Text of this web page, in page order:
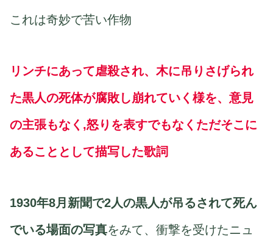
これは奇妙で苦い作物
リンチにあって虐殺され、木に吊りさげられ
た黒人の死体が腐敗し崩れていく様を、意見
の主張もなく,怒りを表すでもなくただそこに
あることとして描写した歌詞
1930年8月新聞で2人の黒人が吊るされて死ん
でいる場面の写真をみて、衝撃を受けたニュ